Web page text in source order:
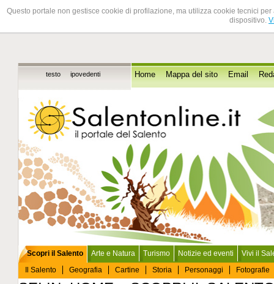
Questo portale non gestisce cookie di profilazione, ma utilizza cookie tecnici
dispositivo.
testo ipovedenti Home Mappa del sito Email
Scopri il Salento
Il Salento
Geografia Cartine Storia Personaggi Fotografie
Arte e Natura Turismo Notizie ed eventi Vivi il